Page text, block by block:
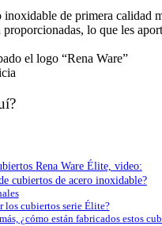
inoxidable de primera calidad
proporcionadas, lo que les
el logo “Rena Ware”
Rena Ware Élite, video:
cubiertos de acero inoxidable?
los cubiertos serie Élite?
¿cómo están fabricados estos